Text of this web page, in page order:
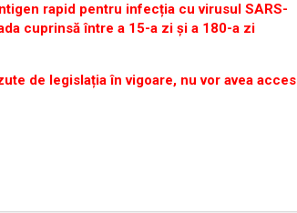
rapid pentru infecția cu virusul SARS-
cuprinsă între a 15-a zi și a 180-a zi
de legislația în vigoare, nu vor avea acces